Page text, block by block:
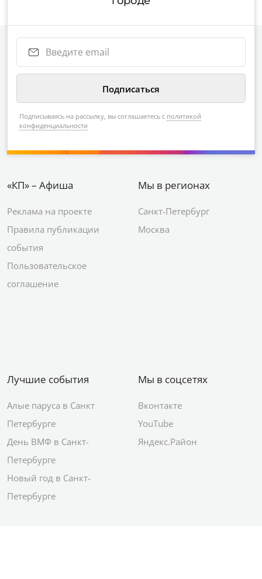
Подписываясь на рассылку, вы соглашаетесь с политикой
конфиденциальности
«КП» – Афиша
Реклама на проекте
Правила публикации
события
Пользовательское
соглашение
Мы в регионах
Санкт-Петербург
Москва
Лучшие события
Алые паруса в Санкт
Петербурге
День ВМФ в Санкт-
Петербурге
Новый год в Санкт-
Петербурге
Мы в соцсетях
Вконтакте
YouTube
Яндекс.Район